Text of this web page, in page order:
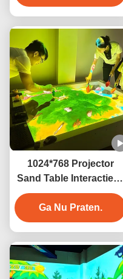
1024*768 Projector
Sand Table Interactieve
projectiegame 3400
lumens
Ga Nu Praten.